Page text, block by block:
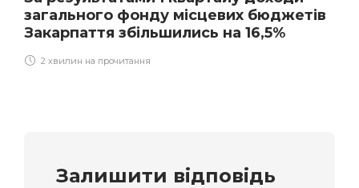
загального фонду місцевих бюджетів
Закарпаття збільшились на 16,5%
2 хвилин на прочитання
Залишити відповідь